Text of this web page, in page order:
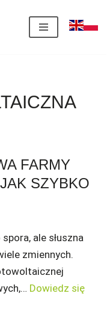
FARMY
SZYBKO
ale słuszna
zmiennych.
Dowiedz się